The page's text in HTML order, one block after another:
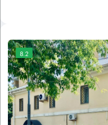
8.2